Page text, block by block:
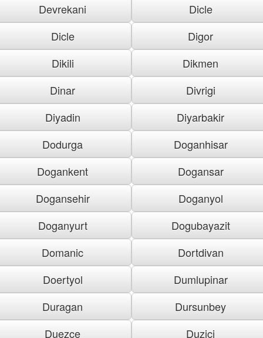
Devrekani
Dicle
Dicle
Digor
Dikili
Dikmen
Dinar
Divrigi
Diyadin
Diyarbakir
Dodurga
Doganhisar
Dogankent
Dogansar
Dogansehir
Doganyol
Doganyurt
Dogubayazit
Domanic
Dortdivan
Doertyol
Dumlupinar
Duragan
Dursunbey
Duezce
Duzici